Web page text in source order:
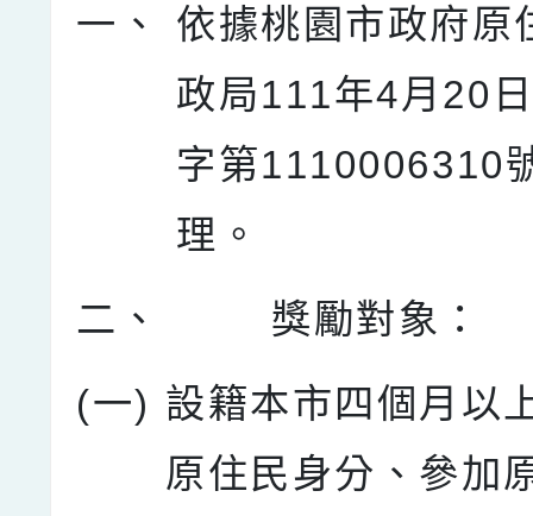
一、
依據桃園市政府原
政局111年4月20
字第1110006310
理。
二、
獎勵對象：
(一) 設籍本市四個月以
原住民身分、參加